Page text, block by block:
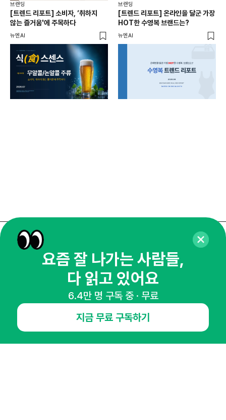
브랜딩
[트렌드 리포트] 소비자, ‘취하지
않는 즐거움'에 주목하다
뉴엔AI
브랜딩
[트렌드 리포트] 온라인을 달군 가장
HOT한 수영복 브랜드는?
뉴엔AI
매주 화요일 아침,
마케팅 감각을 깨워 드릴게요!
65,043명의 마케터를 성장시키는 뉴스레터
요즘 잘 나가는 사람들,
다 읽고 있어요
6.4만 명 구독 중 · 무료
지금 무료 구독하기